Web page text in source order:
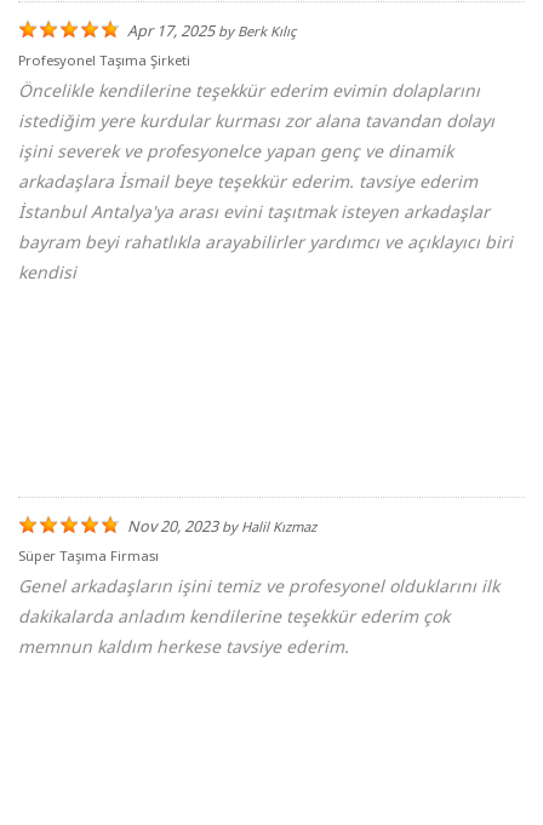
Apr 17, 2025by Berk Kılıç
Profesyonel Taşıma Şirketi
Öncelikle kendilerine teşekkür ederim evimin dolaplarını
istediğim yere kurdular kurması zor alana tavandan dolayı
işini severek ve profesyonelce yapan genç ve dinamik
arkadaşlara İsmail beye teşekkür ederim. tavsiye ederim
İstanbul Antalya'ya arası evini taşıtmak isteyen arkadaşlar
bayram beyi rahatlıkla arayabilirler yardımcı ve açıklayıcı biri
kendisi
Nov 20, 2023by Halil Kızmaz
Süper Taşıma Firması
Genel arkadaşların işini temiz ve profesyonel olduklarını ilk
dakikalarda anladım kendilerine teşekkür ederim çok
memnun kaldım herkese tavsiye ederim.